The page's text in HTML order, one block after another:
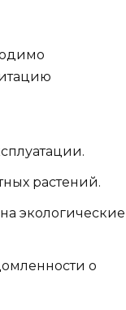
растений.
экологические
о